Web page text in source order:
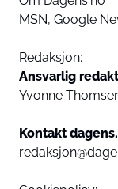
MSN, Google
Redaksjon:
Ansvarlig
Yvonne
Kontakt